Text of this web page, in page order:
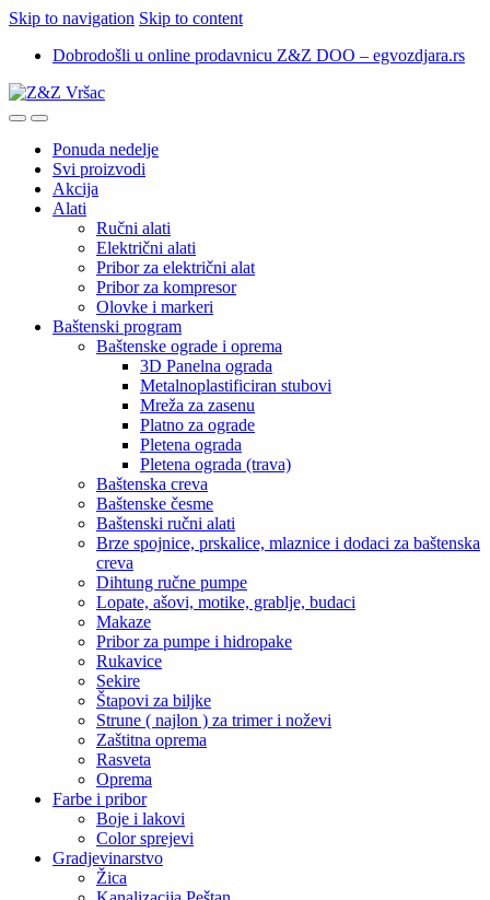
Skip to navigation Skip to content
Dobrodošli u online prodavnicu Z&Z DOO – egvozdjara.rs
Ponuda nedelje
Svi proizvodi
Akcija
Alati
Ručni alati
Električni alati
Pribor za električni alat
Pribor za kompresor
Olovke i markeri
Baštenski program
Baštenske ograde i oprema
3D Panelna ograda
Metalnoplastificiran stubovi
Mreža za zasenu
Platno za ograde
Pletena ograda
Pletena ograda (trava)
Baštenska creva
Baštenske česme
Baštenski ručni alati
Brze spojnice, prskalice, mlaznice i dodaci za baštenska
creva
Dihtung ručne pumpe
Lopate, ašovi, motike, grablje, budaci
Makaze
Pribor za pumpe i hidropake
Rukavice
Sekire
Štapovi za biljke
Strune ( najlon ) za trimer i noževi
Zaštitna oprema
Rasveta
Oprema
Farbe i pribor
Boje i lakovi
Color sprejevi
Gradjevinarstvo
Žica